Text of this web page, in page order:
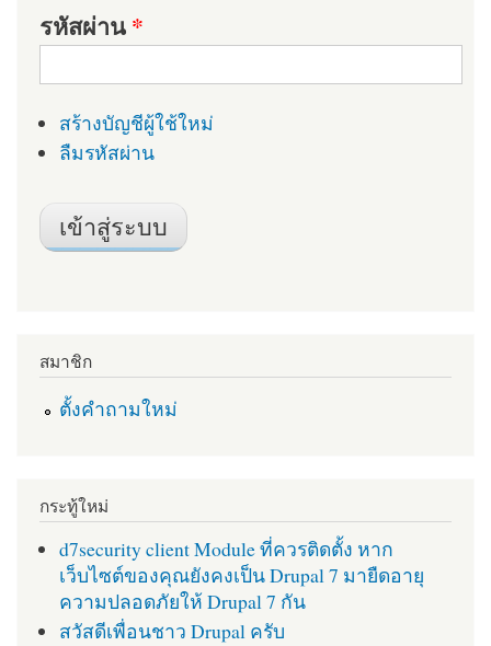
รหัสผ่าน*
สร้างบัญชีผู้ใช้ใหม่
ลืมรหัสผ่าน
สมาชิก
ตั้งคำถามใหม่
กระทู้ใหม่
d7security client Module ที่ควรติดตั้ง หาก
เว็บไซต์ของคุณยังคงเป็น Drupal 7 มายืดอายุ
ความปลอดภัยให้ Drupal 7 กัน
สวัสดีเพื่อนชาว Drupal ครับ